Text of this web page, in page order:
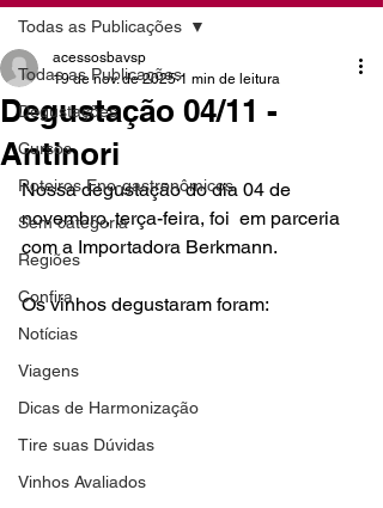
Todas as Publicações
Degustações
Cursos
Roteiros Eno-gastronômicos
Sem categoria
Regiões
Confira
Notícias
Viagens
Dicas de Harmonização
Tire suas Dúvidas
Vinhos Avaliados
Todas as Publicações
Degustação 04/11 -
Antinori
acessosbavsp
19 de nov. de 2025 1 min de leitura
Nossa degustação do dia 04 de
novembro, terça-feira, foi  em parceria
com a Importadora Berkmann.
Os vinhos degustaram foram: